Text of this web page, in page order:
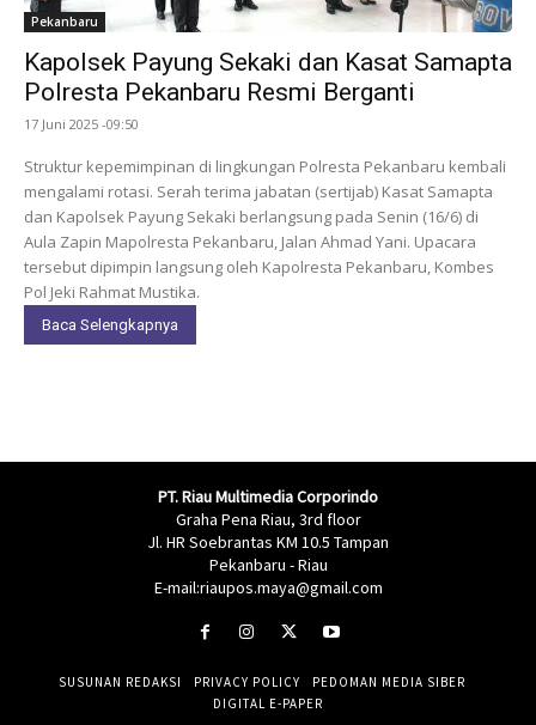
Pekanbaru
Kapolsek Payung Sekaki dan Kasat Samapta
Polresta Pekanbaru Resmi Berganti
17 Juni 2025 -09:50
Struktur kepemimpinan di lingkungan Polresta Pekanbaru kembali
mengalami rotasi. Serah terima jabatan (sertijab) Kasat Samapta
dan Kapolsek Payung Sekaki berlangsung pada Senin (16/6) di
Aula Zapin Mapolresta Pekanbaru, Jalan Ahmad Yani. Upacara
tersebut dipimpin langsung oleh Kapolresta Pekanbaru, Kombes
Pol Jeki Rahmat Mustika.
Baca Selengkapnya
PT. Riau Multimedia Corporindo
Graha Pena Riau, 3rd floor
Jl. HR Soebrantas KM 10.5 Tampan
Pekanbaru - Riau
E-mail:riaupos.maya@gmail.com
SUSUNAN REDAKSI PRIVACY POLICY
PEDOMAN MEDIA SIBER
DIGITAL E-PAPER